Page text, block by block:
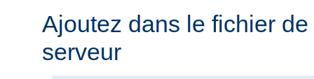
Ajoutez dans le fichier
serveur